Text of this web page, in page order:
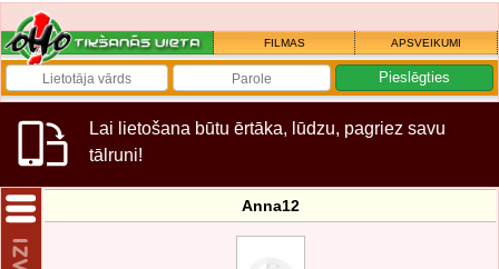
FILMAS APSVEIKUMI
Lai lietošana būtu ērtāka, lūdzu, pagriez savu
tālruni!
Anna12